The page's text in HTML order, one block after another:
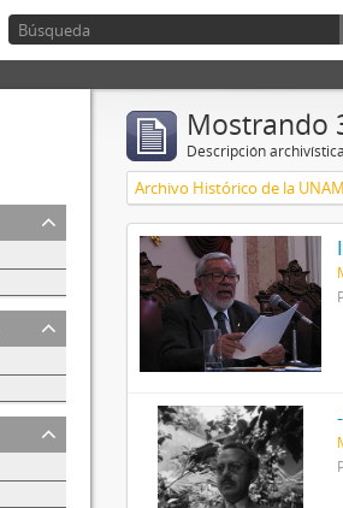
32855
32857
Mostrando
Descripción archivística
Archivo Histórico de la UNAM